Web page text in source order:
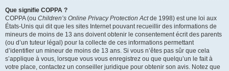
Que signifie COPPA ?
COPPA (ou Children’s Online Privacy Protection Actde 1998) est une loi aux
États-Unis qui dit que les sites Internet pouvant recueillir des informations de
mineurs de moins de 13 ans doivent obtenir le consentement écrit des parents
(ou d’un tuteur légal) pour la collecte de ces informations permettant
d’identifier un mineur de moins de 13 ans. Si vous n’êtes pas sûr que cela
s’applique à vous, lorsque vous vous enregistrez ou que quelqu’un le fait à
votre place, contactez un conseiller juridique pour obtenir son avis. Notez que